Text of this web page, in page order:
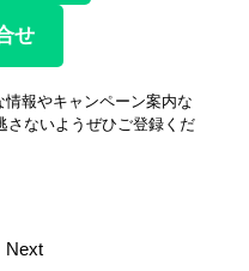
せ
報やキャンペーン案内な
さないようぜひご登録くだ
Next